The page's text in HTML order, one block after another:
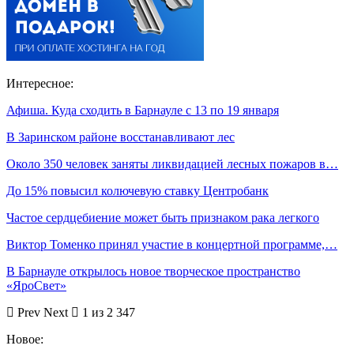
Интересное:
Афиша. Куда сходить в Барнауле с 13 по 19 января
В Заринском районе восстанавливают лес
Около 350 человек заняты ликвидацией лесных пожаров в…
До 15% повысил колючевую ставку Центробанк
Частое сердцебиение может быть признаком рака легкого
Виктор Томенко принял участие в концертной программе,…
В Барнауле открылось новое творческое пространство
«ЯроСвет»
Prev Next
1 из 2 347
Новое: